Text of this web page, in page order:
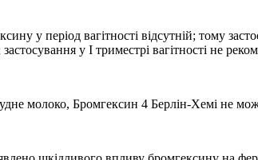
у період вагітності відсутній; тому
у І триместрі вагітності не
молоко, Бромгексин 4 Берлін-Хемі не